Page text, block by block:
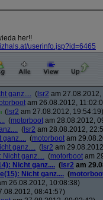
her!!
userinfo.jsp?id=6465
ganz.... ( lsr2 am
am 26.08.2012,
( lsr2 am 27.08.2012, 19:54:19)
(motorboot am 28.08.2012,
( lsr2 am 28.08.2012,
ganz.... (motorboot am
ganz.... ( lsr2 am
Nicht ganz.... (motorboot am
Nicht ganz.... ( lsr2 am
Nicht ganz.... (
26.08.2012, 10:08:38)
08:41:57)